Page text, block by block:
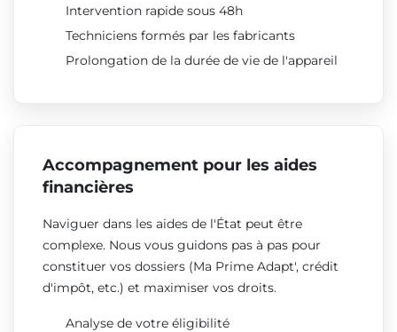
Intervention rapide sous 48h
Techniciens formés par les fabricants
Prolongation de la durée de vie de l'appareil
Accompagnement pour les aides
financières
Naviguer dans les aides de l'État peut être
complexe. Nous vous guidons pas à pas pour
constituer vos dossiers (Ma Prime Adapt', crédit
d'impôt, etc.) et maximiser vos droits.
Analyse de votre éligibilité